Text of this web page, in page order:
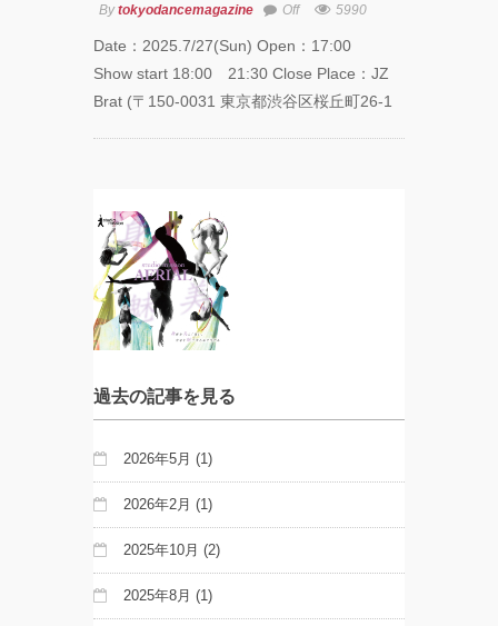
Bytokyodancemagazine Off 5990
Date：2025.7/27(Sun) Open：17:00
Show start 18:00 21:30 Close Place：JZ
Brat (〒150-0031 東京都渋谷区桜丘町26-1
過去の記事を見る
2026年5月 (1)
2026年2月 (1)
2025年10月 (2)
2025年8月 (1)